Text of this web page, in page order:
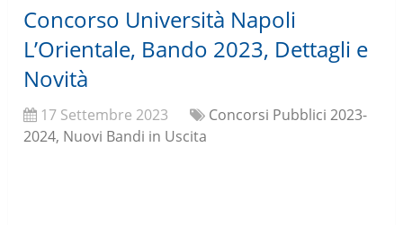
Concorso Università Napoli
L’Orientale, Bando 2023, Dettagli e
Novità
17 Settembre 2023
Concorsi Pubblici 2023-
2024, Nuovi Bandi in Uscita